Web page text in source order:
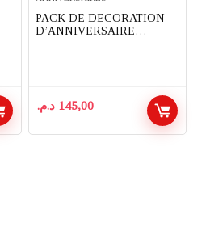
PACK DE DECORATION
D’ANNIVERSAIRE
145,00 د.م.